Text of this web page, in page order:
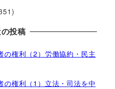
投稿
の権利（2）労働協約・民主
の権利（1）立法・司法を中